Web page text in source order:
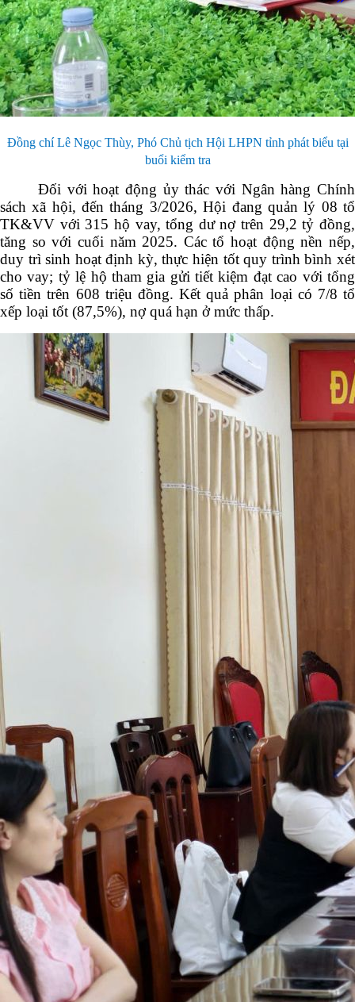
Đồng chí Lê Ngọc Thùy, Phó Chủ tịch Hội LHPN tỉnh phát biểu tại
buổi kiểm tra
Đối với hoạt động ủy thác với Ngân hàng Chính
sách xã hội, đến tháng 3/2026, Hội đang quản lý 08 tổ
TK&VV với 315 hộ vay, tổng dư nợ trên 29,2 tỷ đồng,
tăng so với cuối năm 2025. Các tổ hoạt động nền nếp,
duy trì sinh hoạt định kỳ, thực hiện tốt quy trình bình xét
cho vay; tỷ lệ hộ tham gia gửi tiết kiệm đạt cao với tổng
số tiền trên 608 triệu đồng. Kết quả phân loại có 7/8 tổ
xếp loại tốt (87,5%), nợ quá hạn ở mức thấp.